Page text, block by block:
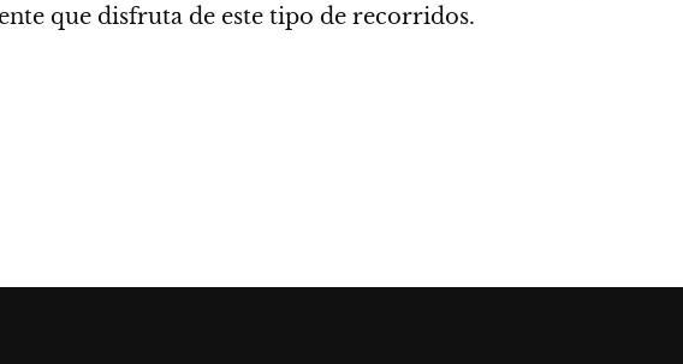
que disfruta de este tipo de recorridos.